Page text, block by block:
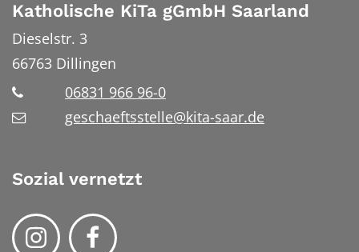
Katholische KiTa gGmbH Saarland
Dieselstr. 3
66763 Dillingen
06831 966 96-0
geschaeftsstelle@kita-saar.de
Sozial vernetzt